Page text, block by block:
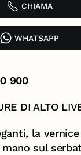
CHIAMA
WHATSAPP
900
DI ALTO
la
sul